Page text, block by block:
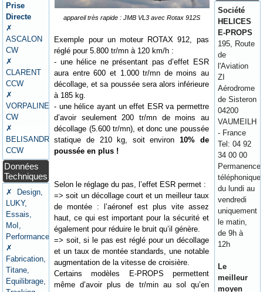
Prise
Directe
✗
ASCALON
CW
✗
CLARENT
CCW
✗
VORPALINE
CW
✗
BELISANDRE
CCW
Données
Techniques
✗ Design,
LUKY,
Essais,
MoI,
Performances
✗
Fabrication,
Titane,
Equilibrage,
appareil très rapide : JMB VL3 avec Rotax 912S
Exemple pour un moteur ROTAX 912, pas
réglé pour 5.800 tr/mn à 120 km/h :
- une hélice ne présentant pas d’effet ESR
aura entre 600 et 1.000 tr/mn de moins au
décollage, et sa poussée sera alors inférieure
à 185 kg.
- une hélice ayant un effet ESR va permettre
d’avoir seulement 200 tr/mn de moins au
décollage (5.600 tr/mn), et donc une poussée
statique de 210 kg, soit environ10% de
poussée en plus !
Selon le réglage du pas, l’effet ESR permet :
=> soit un décollage court et un meilleur taux
de montée : l’aéronef est plus vite assez
haut, ce qui est important pour la sécurité et
également pour réduire le bruit qu’il génère.
=> soit, si le pas est réglé pour un décollage
et un taux de montée standards, une notable
augmentation de la vitesse de croisière.
Certains modèles E-PROPS permettent
même d’avoir plus de tr/min au sol qu’en
Société
HELICES
E-PROPS
195, Route
de
l'Aviation
ZI
Aérodrome
de Sisteron
04200
VAUMEILH
- France
Tel: 04 92
34 00 00
Permanence
téléphonique
du lundi au
vendredi
uniquement
le matin,
de 9h à
12h
Le
meilleur
moyen